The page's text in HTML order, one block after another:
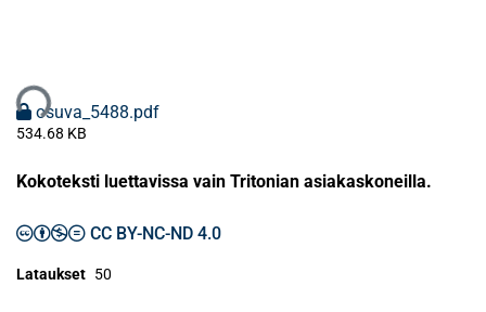
osuva_5488.pdf
534.68 KB
Kokoteksti luettavissa vain Tritonian asiakaskoneilla.
CC BY-NC-ND 4.0
Lataukset 50